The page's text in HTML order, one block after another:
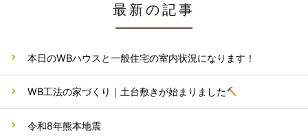
最新の記事
本日のWBハウスと一般住宅の室内状況になります！
WB工法の家づくり｜土台敷きが始まりました
令和8年熊本地震